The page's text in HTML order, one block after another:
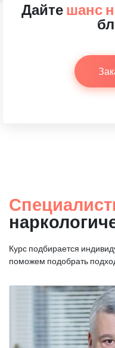
Дайте шанс
Курс подбирается
поможем подобрать